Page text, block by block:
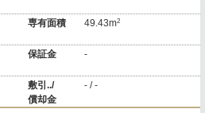
専有面積 49.43m2
保証金 -
敷引../
償却金
- / -